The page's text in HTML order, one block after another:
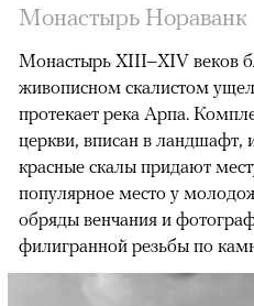
Монастырь Нораванк
Монастырь XIII–XIV веков
живописном скалистом
протекает река Арпа.
церкви, вписан в
красные скалы придают
популярное место у
обряды венчания и
филигранной резьбы по